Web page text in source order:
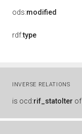
ods:modified
rdf:type
INVERSE RELATIONS
is ocd:rif_statoIter of